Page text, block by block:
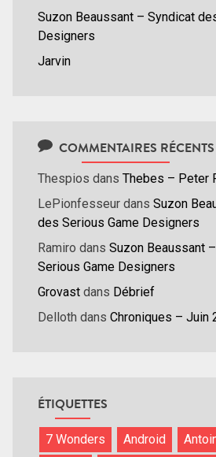
Suzon Beaussant – Syndicat
Designers
Jarvin
COMMENTAIRES RÉCENTS
Thespios dans Thebes – Peter
LePionfesseur dans Suzon
des Serious Game Designers
Ramiro dans Suzon Beaussant
Serious Game Designers
Grovast dans Débrief
Delloth dans Chroniques – Juin
ÉTIQUETTES
7 Wonders Android